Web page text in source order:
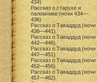
434)
Рассказ о старухе и
паломнике (ночи 434—
436)
Рассказ о Таваддуд (ночи
436—441)
Рассказ о Таваддуд (ночи
442—446)
Рассказ о Таваддуд (ночи
447—451)
Рассказ о Таваддуд (ночи
452—456)
Рассказ о Таваддуд (ночи
457—462)